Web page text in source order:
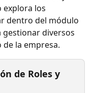
explora los
dentro del módulo
gestionar diversos
la empresa.
de Roles y